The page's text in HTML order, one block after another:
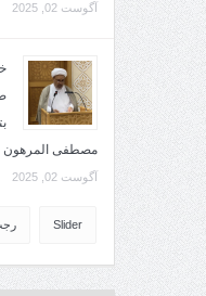
آگوست 02, 2025
مصطفى المرهون
آگوست 02, 2025
Slider